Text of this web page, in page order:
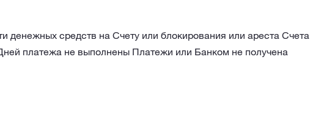
денежных средств на Счету или блокирования или ареста Счета
платежа не выполнены Платежи или Банком не получена